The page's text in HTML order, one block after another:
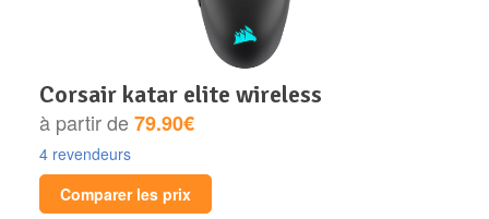
corsair katar elite wireless
à partir de79.90€
4 revendeurs
Comparer les prix